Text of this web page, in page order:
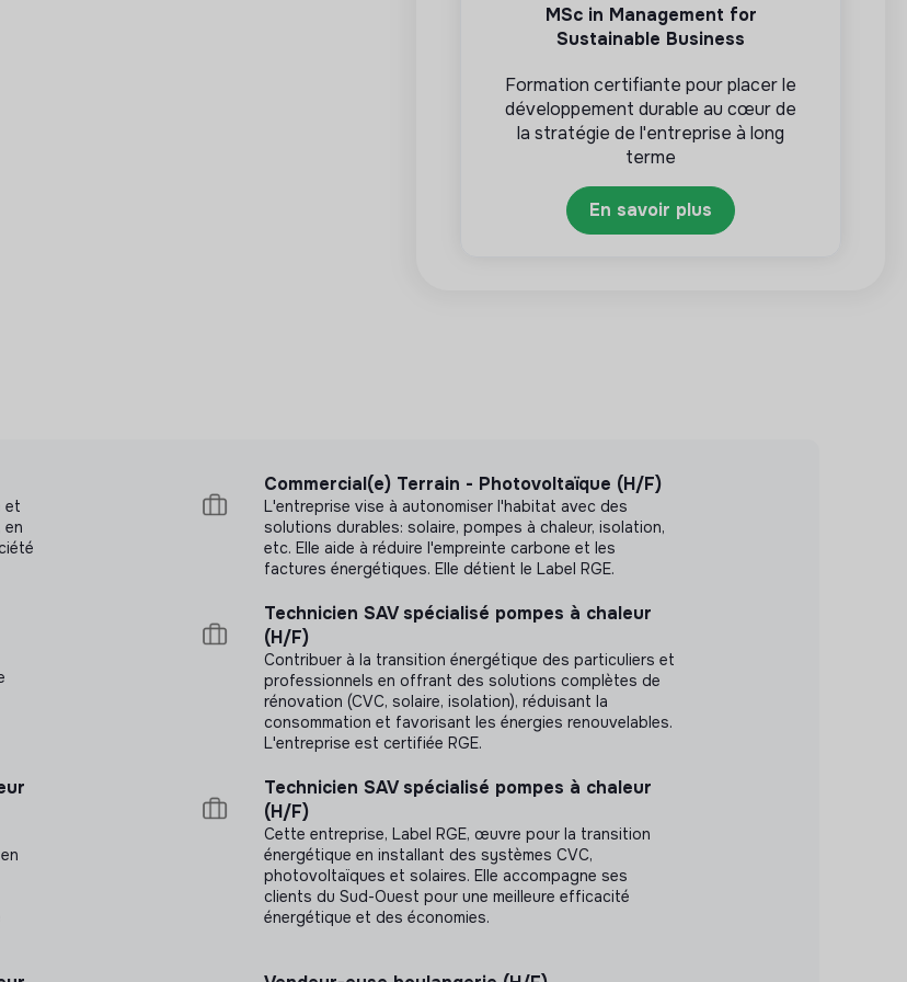
les événements et restitutions de
lès-Gonesse
MSc in Management for
Sustainable Business
Formation certifiante pour placer le
développement durable au cœur de
la stratégie de l'entreprise à long
terme
En savoir plus
et
en
Commercial(e) Terrain - Photovoltaïque (H/F)
L'entreprise vise à autonomiser l'habitat avec des
solutions durables: solaire, pompes à chaleur, isolation,
etc. Elle aide à réduire l'empreinte carbone et les
factures énergétiques. Elle détient le Label RGE.
Technicien SAV spécialisé pompes à chaleur
(H/F)
Contribuer à la transition énergétique des particuliers et
professionnels en offrant des solutions complètes de
rénovation (CVC, solaire, isolation), réduisant la
consommation et favorisant les énergies renouvelables.
L'entreprise est certifiée RGE.
Technicien SAV spécialisé pompes à chaleur
(H/F)
Cette entreprise, Label RGE, œuvre pour la transition
énergétique en installant des systèmes CVC,
photovoltaïques et solaires. Elle accompagne ses
clients du Sud-Ouest pour une meilleure efficacité
énergétique et des économies.